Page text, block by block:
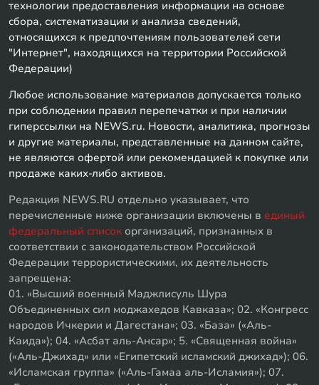
технологии предоставления информации на основе
сбора, систематизации и анализа сведений,
относящихся к предпочтениям пользователей сети
"Интернет", находящихся на территории Российской
Федерации)
Любое использование материалов допускается только
при соблюдении правил перепечатки и при наличии
гиперссылки на NEWS.ru. Новости, аналитика, прогнозы
и другие материалы, представленные на данном сайте,
не являются офертой или рекомендацией к покупке или
продаже каких-либо активов.
Редакция NEWS.RU отдельно указывает, что
перечисленные ниже организации включены в единый
федеральный список организаций, признанных в
соответствии с законодательством Российской
Федерации террористическими, их деятельность
запрещена:
01. «Высший военный Маджлисуль Шура
Объединенных сил моджахедов Кавказа»; 02. «Конгресс
народов Ичкерии и Дагестана»; 03. «База» («Аль-
Каида»); 04. «Асбат аль-Ансар»; 5. «Священная война»
(«Аль-Джихад» или «Египетский исламский джихад»); 06.
«Исламская группа» («Аль-Гамаа аль-Исламия»); 07.